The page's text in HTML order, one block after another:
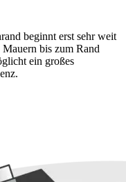
beginnt erst sehr weit
Mauern bis zum Rand
ein großes